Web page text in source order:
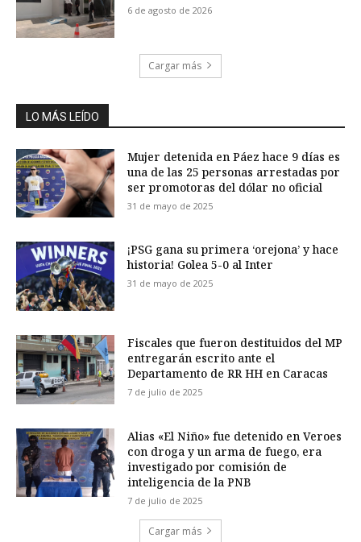
6 de agosto de 2026
Cargar más
LO MÁS LEÍDO
Mujer detenida en Páez hace 9 días es
una de las 25 personas arrestadas por
ser promotoras del dólar no oficial
31 de mayo de 2025
¡PSG gana su primera ‘orejona’ y hace
historia! Golea 5-0 al Inter
31 de mayo de 2025
Fiscales que fueron destituidos del MP
entregarán escrito ante el
Departamento de RR HH en Caracas
7 de julio de 2025
Alias «El Niño» fue detenido en Veroes
con droga y un arma de fuego, era
investigado por comisión de
inteligencia de la PNB
7 de julio de 2025
Cargar más